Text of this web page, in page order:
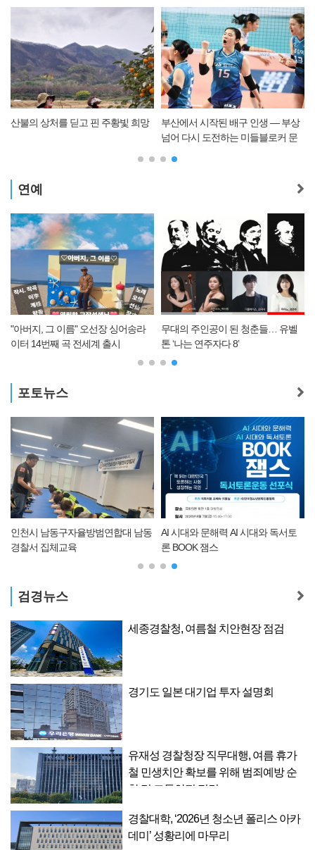
산불의 상처를 딛고 핀 주황빛 희망
부산에서 시작된 배구 인생 — 부상
넘어 다시 도전하는 미들블로커 문
연예
"아버지, 그 이름" 오선장 싱어송라
이터 14번째 곡 전세계 출시
무대의 주인공이 된 청춘들… 유벨
톤 ‘나는 연주자다 8’
포토뉴스
인천시 남동구자율방범연합대 남동
경찰서 집체교육
AI 시대와 문해력 AI 시대와 독서토
론 BOOK 잼스
검경뉴스
세종경찰청, 여름철 치안현장 점검
경기도 일본 대기업 투자 설명회
유재성 경찰청장 직무대행, 여름 휴가
철 민생치안 확보를 위해 범죄예방 순
찰 및 교통안전 점검
경찰대학, ‘2026년 청소년 폴리스 아카
데미’ 성황리에 마무리